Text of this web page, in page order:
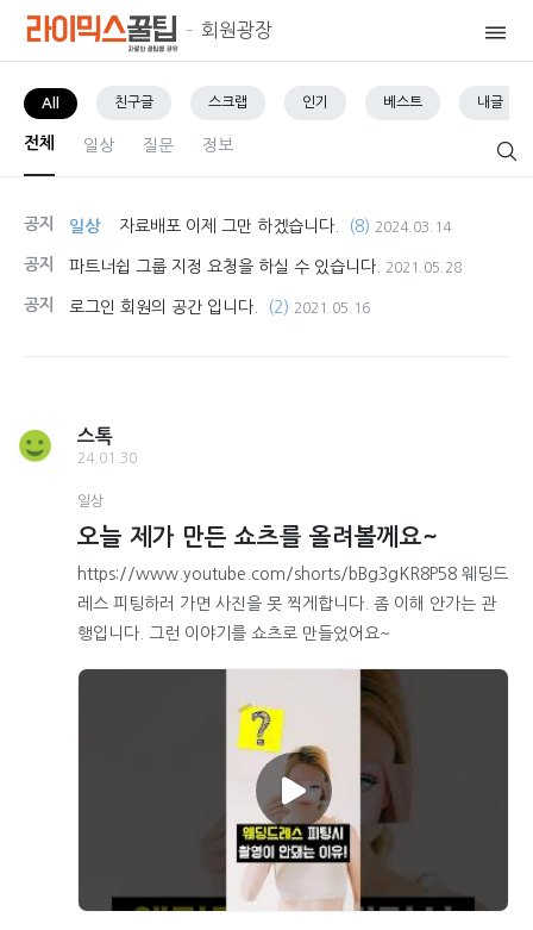
회원광장
All 친구글 스크랩 인기 베스트 내글
전체 일상 질문 정보
공지 일상 자료배포 이제 그만 하겠습니다. (8) 2024.03.14
공지 파트너쉽 그룹 지정 요청을 하실 수 있습니다. 2021.05.28
공지 로그인 회원의 공간 입니다. (2) 2021.05.16
스톡
24.01.30
일상
오늘 제가 만든 쇼츠를 올려볼께요~
https://www.youtube.com/shorts/bBg3gKR8P58 웨딩드
레스 피팅하러 가면 사진을 못 찍게합니다. 좀 이해 안가는 관
행입니다. 그런 이야기를 쇼츠로 만들었어요~